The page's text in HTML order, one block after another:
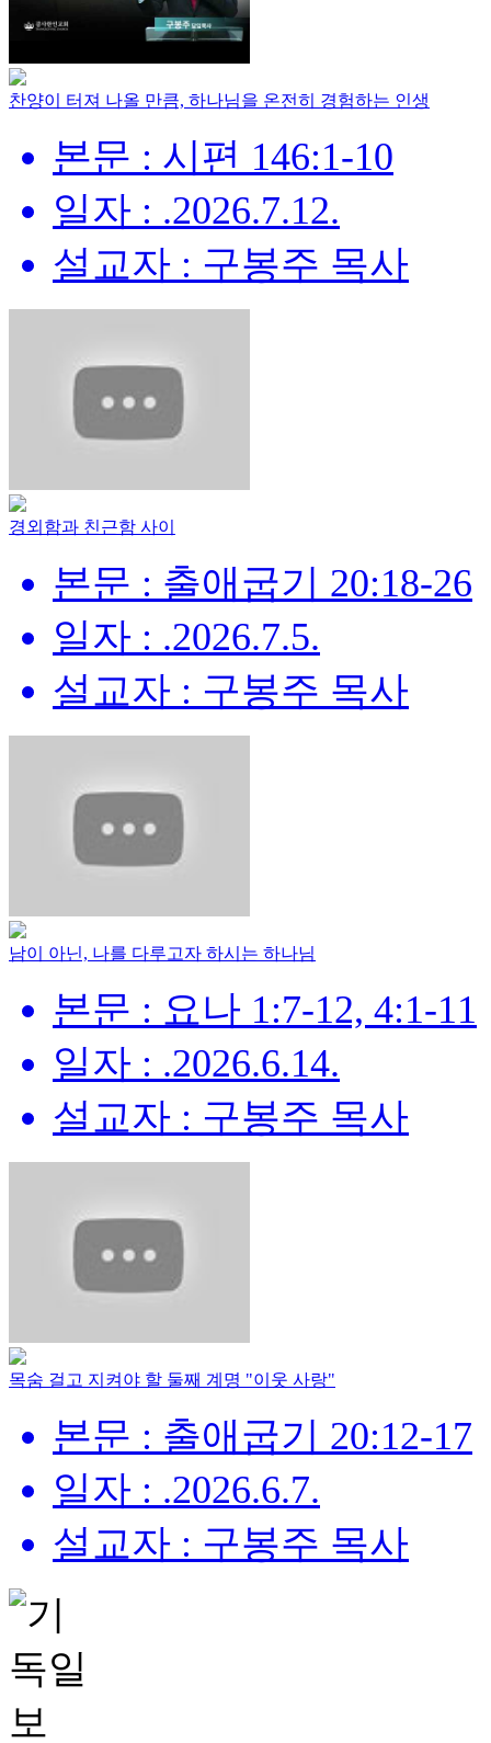
찬양이 터져 나올 만큼, 하나님을 온전히 경험하는 인생
본문 : 시편 146:1-10
일자 : .2026.7.12.
설교자 : 구봉주 목사
경외함과 친근함 사이
본문 : 출애굽기 20:18-26
일자 : .2026.7.5.
설교자 : 구봉주 목사
남이 아닌, 나를 다루고자 하시는 하나님
본문 : 요나 1:7-12, 4:1-11
일자 : .2026.6.14.
설교자 : 구봉주 목사
목숨 걸고 지켜야 할 둘째 계명 "이웃 사랑"
본문 : 출애굽기 20:12-17
일자 : .2026.6.7.
설교자 : 구봉주 목사